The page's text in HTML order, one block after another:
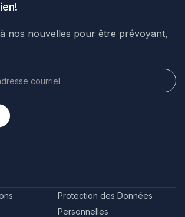
nos nouvelles pour être prévoyant,
Protection des Données
Personnelles